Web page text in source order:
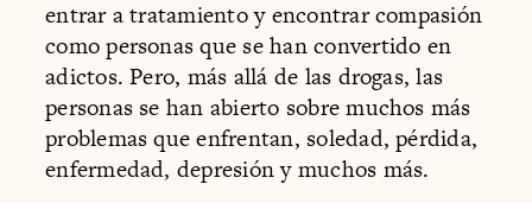
entrar a tratamiento y encontrar compasión
como personas que se han convertido en
adictos. Pero, más allá de las drogas, las
personas se han abierto sobre muchos más
problemas que enfrentan, soledad, pérdida,
enfermedad, depresión y muchos más.